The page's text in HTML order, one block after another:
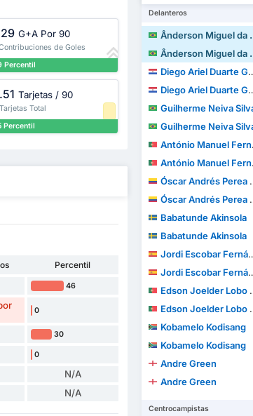
G+A Por 90
de Goles
Percentil
Tarjetas / 90
Total
Percentil
Percentil
46
0
30
0
N/A
N/A
Delanteros
Ânderson Miguel da Silva
Ânderson Miguel da Silva
Diego Ariel Duarte Garcete
Diego Ariel Duarte Garcete
Guilherme Neiva
Guilherme Neiva
António Manuel Fernandes Mendes
António Manuel Fernandes Mendes
Óscar Andrés Perea Abonce
Óscar Andrés Perea Abonce
Babatunde Akinsola
Babatunde Akinsola
Jordi Escobar Fernández
Jordi Escobar Fernández
Edson Joelder Lobo Mucuana
Edson Joelder Lobo Mucuana
Kobamelo Kodisang
Kobamelo Kodisang
Andre Green
Andre Green
Centrocampistas